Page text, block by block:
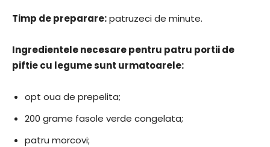
Timp de preparare:patruzeci de minute.
Ingredientele necesare pentru patru portii de
piftie cu legume sunt urmatoarele:
opt oua de prepelita;
200 grame fasole verde congelata;
patru morcovi;